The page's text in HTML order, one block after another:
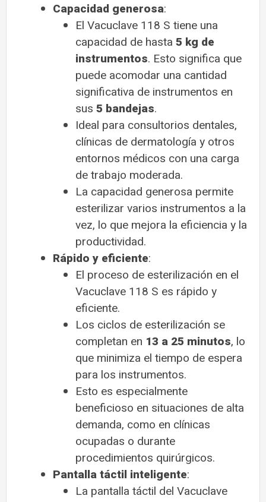
Capacidad generosa:
El Vacuclave 118 S tiene una
capacidad de hasta 5 kg de
instrumentos. Esto significa que
puede acomodar una cantidad
significativa de instrumentos en
sus 5 bandejas.
Ideal para consultorios dentales,
clínicas de dermatología y otros
entornos médicos con una carga
de trabajo moderada.
La capacidad generosa permite
esterilizar varios instrumentos a la
vez, lo que mejora la eficiencia y la
productividad.
Rápido y eficiente:
El proceso de esterilización en el
Vacuclave 118 S es rápido y
eficiente.
Los ciclos de esterilización se
completan en 13 a 25 minutos, lo
que minimiza el tiempo de espera
para los instrumentos.
Esto es especialmente
beneficioso en situaciones de alta
demanda, como en clínicas
ocupadas o durante
procedimientos quirúrgicos.
Pantalla táctil inteligente:
La pantalla táctil del Vacuclave